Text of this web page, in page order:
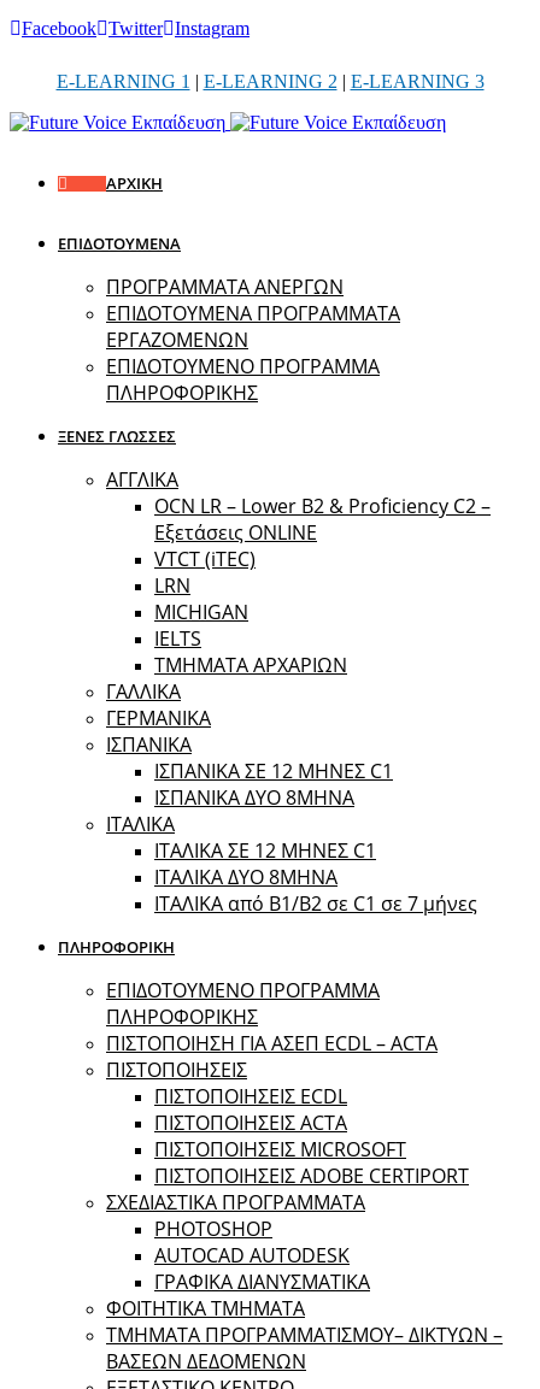
Facebook Twitter Instagram
E-LEARNING 1 | E-LEARNING 2 | E-LEARNING 3
ΑΡΧΙΚΗ
ΕΠΙΔΟΤΟΥΜΕΝΑ
ΠΡΟΓΡΑΜΜΑΤΑ ΑΝΕΡΓΩΝ
ΕΠΙΔΟΤΟΥΜΕΝΑ ΠΡΟΓΡΑΜΜΑΤΑ
ΕΡΓΑΖΟΜΕΝΩΝ
ΕΠΙΔΟΤΟΥΜΕΝΟ ΠΡΟΓΡΑΜΜΑ
ΠΛΗΡΟΦΟΡΙΚΗΣ
ΞΕΝΕΣ ΓΛΩΣΣΕΣ
ΑΓΓΛΙΚΑ
OCN LR – Lower B2 & Proficiency C2 –
Εξετάσεις ONLINE
VTCT (iTEC)
LRN
MICHIGAN
IELTS
ΤΜΗΜΑΤΑ ΑΡΧΑΡΙΩΝ
ΓΑΛΛΙΚΑ
ΓΕΡΜΑΝΙΚΑ
ΙΣΠΑΝΙΚΑ
ΙΣΠΑΝΙΚΑ ΣΕ 12 ΜΗΝΕΣ C1
ΙΣΠΑΝΙΚΑ ΔΥΟ 8ΜΗΝΑ
ΙΤΑΛΙΚΑ
ΙΤΑΛΙΚΑ ΣΕ 12 ΜΗΝΕΣ C1
ΙΤΑΛΙΚΑ ΔΥΟ 8ΜΗΝΑ
ΙΤΑΛΙΚΑ από B1/B2 σε C1 σε 7 μήνες
ΠΛΗΡΟΦΟΡΙΚΗ
ΕΠΙΔΟΤΟΥΜΕΝΟ ΠΡΟΓΡΑΜΜΑ
ΠΛΗΡΟΦΟΡΙΚΗΣ
ΠIΣΤΟΠΟΙΗΣΗ ΓΙΑ ΑΣΕΠ ECDL – ACTA
ΠΙΣΤΟΠΟΙΗΣΕΙΣ
ΠΙΣΤΟΠΟΙΗΣΕΙΣ ECDL
ΠΙΣΤΟΠΟΙΗΣΕΙΣ ACTA
ΠΙΣΤΟΠΟΙΗΣΕΙΣ MICROSOFT
ΠΙΣΤΟΠΟΙΗΣΕΙΣ ADOBE CERTIPORT
ΣΧΕΔΙΑΣΤΙΚΑ ΠΡΟΓΡΑΜΜΑΤΑ
PHOTOSHOP
AUTOCAD AUTODESK
ΓΡΑΦΙΚΑ ΔΙΑΝΥΣΜΑΤΙΚΑ
ΦΟΙΤΗΤΙΚΑ ΤΜΗΜΑΤΑ
ΤΜΗΜΑΤΑ ΠΡΟΓΡΑΜΜΑΤΙΣΜΟΥ– ΔΙΚΤΥΩΝ –
ΒΑΣΕΩΝ ΔΕΔΟΜΕΝΩΝ